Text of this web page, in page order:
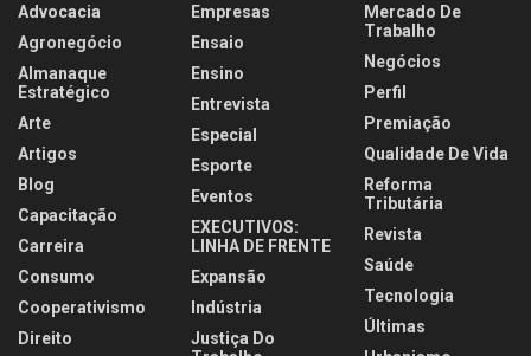
Advocacia
Agronegócio
Almanaque
Estratégico
Arte
Artigos
Blog
Capacitação
Carreira
Consumo
Cooperativismo
Direito
Empresas
Ensaio
Ensino
Entrevista
Especial
Esporte
Eventos
EXECUTIVOS:
LINHA DE FRENTE
Expansão
Indústria
Justiça Do
Mercado De
Trabalho
Negócios
Perfil
Premiação
Qualidade De Vida
Reforma
Tributária
Revista
Saúde
Tecnologia
Últimas